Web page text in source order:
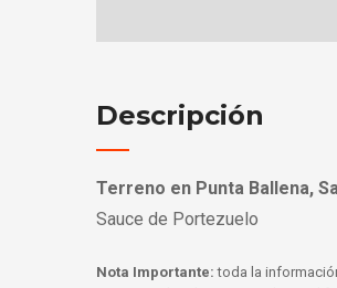
Descripción
Terreno en Punta Ballena,
Sauce de Portezuelo
Nota Importante:toda la